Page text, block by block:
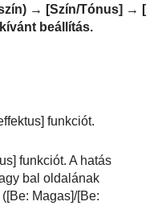
) → [Szín/Tónus] → [
beállítás.
funkciót.
funkciót. A hatás
bal oldalának
([Be: Magas]/[Be: